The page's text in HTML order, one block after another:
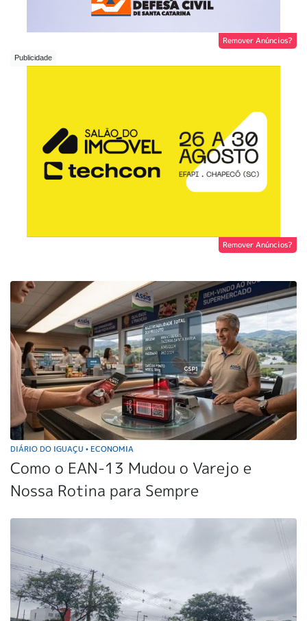
Remover Anúncios?
Remover Anúncios?
DIÁRIO DO IGUAÇU • ECONOMIA
Como o EAN-13 Mudou o Varejo e
Nossa Rotina para Sempre